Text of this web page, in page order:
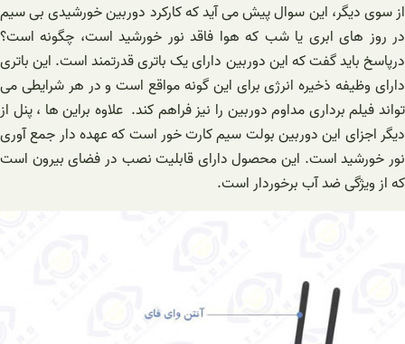
از سوی دیگر، این سوال پیش می آید که کارکرد دوربین خورشیدی بی سیم
در روز های ابری یا شب که هوا فاقد نور خورشید است، چگونه است؟
در‌پاسخ باید گفت که این دوربین دارای یک باتری قدرتمند است. این باتری
دارای وظیفه ذخیره انرژی برای این گونه مواقع است و در هر شرایطی می
تواند فیلم برداری مداوم دوربین را نیز فراهم کند. علاوه براین ها ، پنل از
دیگر اجزای این دوربین بولت سیم کارت خور است که عهده دار جمع آوری
نور خورشید است. این محصول دارای قابلیت نصب در فضای بیرون است
که از ویژگی ضد آب برخوردار است.